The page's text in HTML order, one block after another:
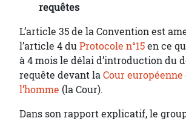
requêtes
L’article 35 de la Convention est
l’article 4 duProtocole n°15en ce
à 4 mois le délai d’introduction du
requête devant laCour
l’homme (la Cour).
Dans son rapport explicatif, le